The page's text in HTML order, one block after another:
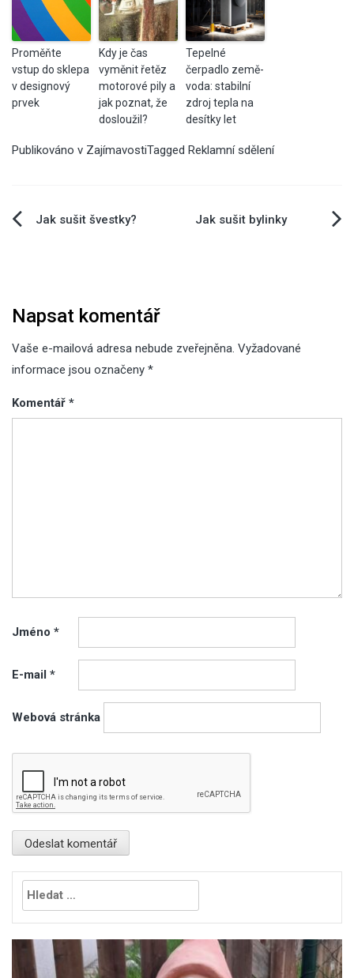
Proměňte
vstup do sklepa
v designový
prvek
Kdy je čas
vyměnit řetěz
motorové pily a
jak poznat, že
dosloužil?
Tepelné
čerpadlo země-
voda: stabilní
zdroj tepla na
desítky let
Publikováno v ZajímavostiTagged Reklamní sdělení
Navigace
Jak sušit švestky? Jak sušit bylinky
Napsat komentář
Vaše e-mailová adresa nebude zveřejněna. Vyžadované
informace jsou označeny *
Komentář *
Jméno *
E-mail *
Webová stránka
Vyhledávání